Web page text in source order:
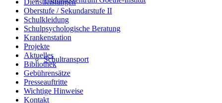
Schultransport
Dienstleistungen
Oberstufe / Sekundarstufe II
Schulkleidung
Schulpsychologische Beratung
Krankenstation
Projekte
Aktuelles
Bibliothek
Gebührensätze
Presseauftritte
Wichtige Hinweise
Kontakt